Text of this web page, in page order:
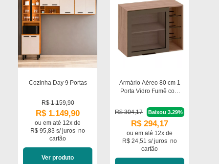
Cozinha Day 9 Portas
R$ 1.159,90
R$ 1.149,90
ou em até 12x de
R$ 95,83 s/ juros no
cartão
Ver produto
Armário Aéreo 80 cm 1
Porta Vidro Fumê com
Móveis
R$ 304,17 Baixou 3.29%
R$ 294,17
ou em até 12x de
R$ 24,51 s/ juros no
cartão